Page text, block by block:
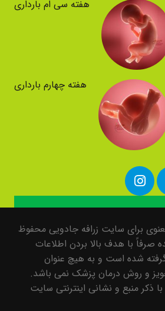
هفته سی ام بارداری
هفته چهارم بارداری
برای سایت زرافه جادویی محفوظ
صرفاً با هدف بالا بردن اطلاعات
شده است و به هیچ عنوان
و روش درمان پزشک نمی باشد.
ذکر منبع و نشانی اینترنتی سایت